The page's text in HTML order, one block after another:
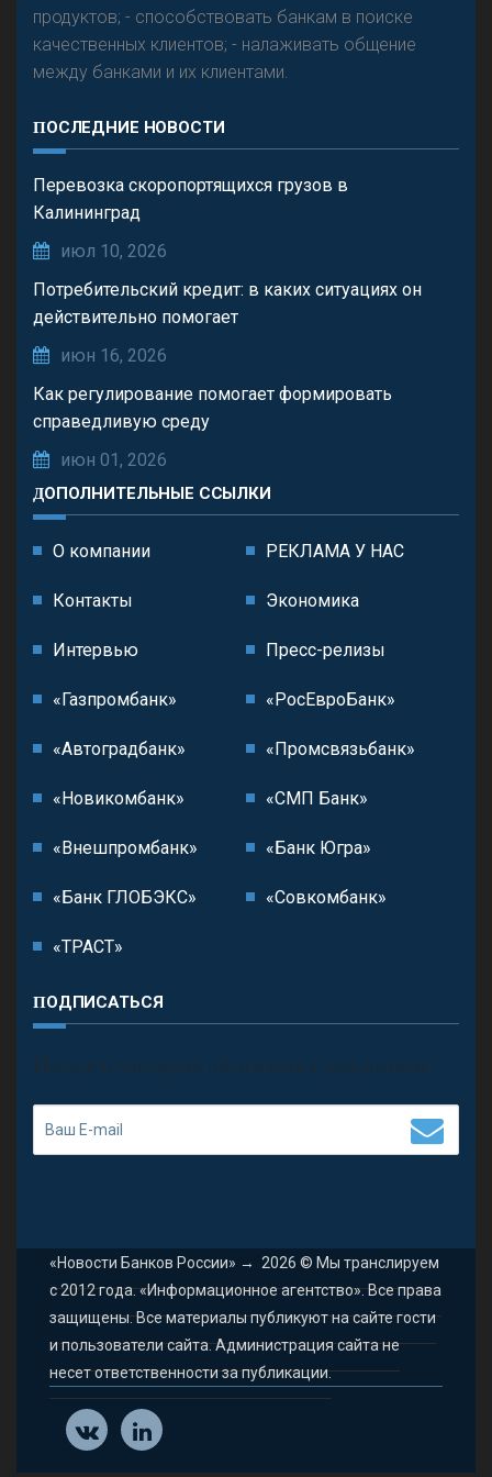
продуктов; - способствовать банкам в поиске
качественных клиентов; - налаживать общение
между банками и их клиентами.
ПОСЛЕДНИЕ НОВОСТИ
Перевозка скоропортящихся грузов в
Калининград
июл 10, 2026
Потребительский кредит: в каких ситуациях он
действительно помогает
июн 16, 2026
Как регулирование помогает формировать
справедливую среду
июн 01, 2026
ДОПОЛНИТЕЛЬНЫЕ ССЫЛКИ
О компании РЕКЛАМА У НАС
Контакты Экономика
Интервью Пресс-релизы
«Газпромбанк» «РосЕвроБанк»
«Автоградбанк» «Промсвязьбанк»
«Новикомбанк» «СМП Банк»
«Внешпромбанк» «Банк Югра»
«Банк ГЛОБЭКС» «Совкомбанк»
«ТРАСТ»
ПОДПИСАТЬСЯ
П олучить последние обновления и предложения.
«Новости Банков России» → 2026 © Мы транслируем
с 2012 года. «Информационное агентство». Все права
защищены. Все материалы публикуют на сайте гости
и пользователи сайта. Администрация сайта не
несет ответственности за публикации.